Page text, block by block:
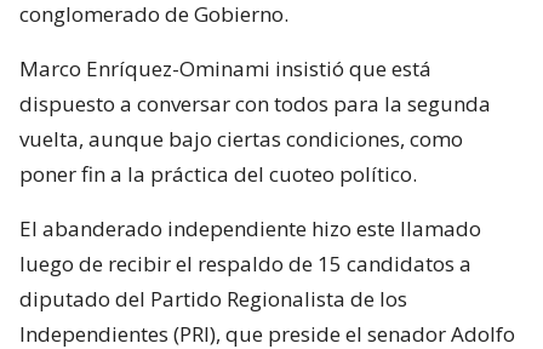
conglomerado de Gobierno.
Marco Enríquez-Ominami insistió que está
dispuesto a conversar con todos para la segunda
vuelta, aunque bajo ciertas condiciones, como
poner fin a la práctica del cuoteo político.
El abanderado independiente hizo este llamado
luego de recibir el respaldo de 15 candidatos a
diputado del Partido Regionalista de los
Independientes (PRI), que preside el senador Adolfo